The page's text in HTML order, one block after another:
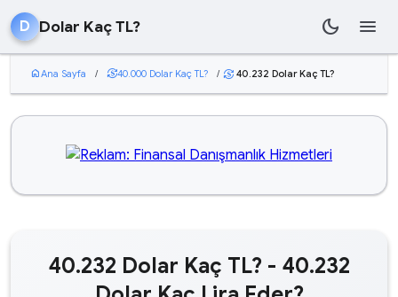
D Dolar Kaç TL? dark_mode menu
homeAna Sayfa / currency_exchange40.000 Dolar Kaç TL? / currency_exchange 40.232 Dolar Kaç TL?
40.232 Dolar Kaç TL? - 40.232